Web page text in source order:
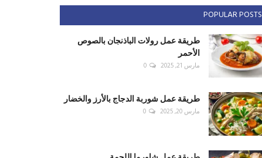
POPULAR POSTS
طريقة عمل رولات الباذنجان بالصوص
الأحمر
مارس 21, 2025 0
طريقة عمل شوربة الدجاج بالأرز والخضار
مارس 20, 2025 0